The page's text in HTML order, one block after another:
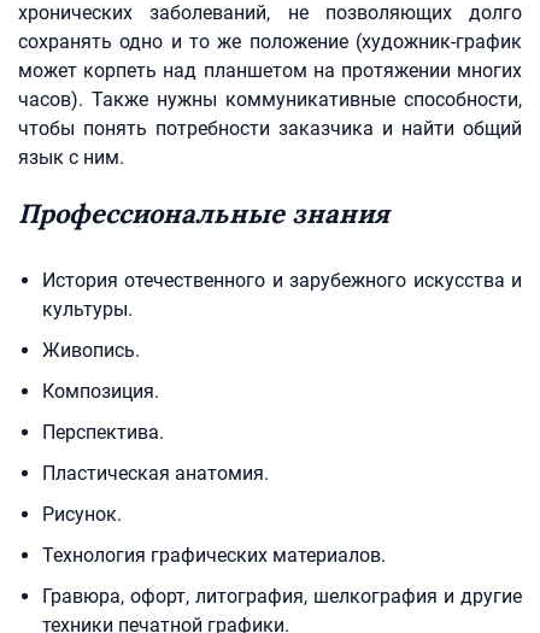
хронических заболеваний, не позволяющих долго
сохранять одно и то же положение (художник-график
может корпеть над планшетом на протяжении многих
часов). Также нужны коммуникативные способности,
чтобы понять потребности заказчика и найти общий
язык с ним.
Профессиональные знания
История отечественного и зарубежного искусства и
культуры.
Живопись.
Композиция.
Перспектива.
Пластическая анатомия.
Рисунок.
Технология графических материалов.
Гравюра, офорт, литография, шелкография и другие
техники печатной графики.